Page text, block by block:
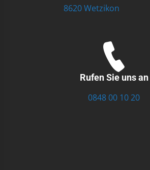
8620 Wetzikon
Rufen Sie uns an
0848 00 10 20